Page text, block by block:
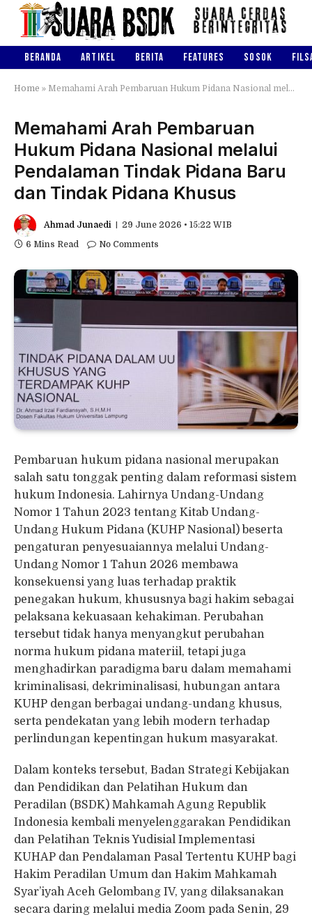
BERANDA ARTIKEL BERITA FEATURES SOSOK
Home » Memahami Arah Pembaruan Hukum Pidana Nasional melalui Pendalaman Tindak Pidana Baru dan Tindak Pidana Khusus
Memahami Arah Pembaruan
Hukum Pidana Nasional melalui
Pendalaman Tindak Pidana Baru
dan Tindak Pidana Khusus
Ahmad Junaedi
29 June 2026 • 15:22 WIB
6 Mins Read
No Comments
Pembaruan hukum pidana nasional merupakan
salah satu tonggak penting dalam reformasi sistem
hukum Indonesia. Lahirnya Undang-Undang
Nomor 1 Tahun 2023 tentang Kitab Undang-
Undang Hukum Pidana (KUHP Nasional) beserta
pengaturan penyesuaiannya melalui Undang-
Undang Nomor 1 Tahun 2026 membawa
konsekuensi yang luas terhadap praktik
penegakan hukum, khususnya bagi hakim sebagai
pelaksana kekuasaan kehakiman. Perubahan
tersebut tidak hanya menyangkut perubahan
norma hukum pidana materiil, tetapi juga
menghadirkan paradigma baru dalam memahami
kriminalisasi, dekriminalisasi, hubungan antara
KUHP dengan berbagai undang-undang khusus,
serta pendekatan yang lebih modern terhadap
perlindungan kepentingan hukum masyarakat.
Dalam konteks tersebut, Badan Strategi Kebijakan
dan Pendidikan dan Pelatihan Hukum dan
Peradilan (BSDK) Mahkamah Agung Republik
Indonesia kembali menyelenggarakan Pendidikan
dan Pelatihan Teknis Yudisial Implementasi
KUHAP dan Pendalaman Pasal Tertentu KUHP bagi
Hakim Peradilan Umum dan Hakim Mahkamah
Syar’iyah Aceh Gelombang IV, yang dilaksanakan
secara daring melalui media Zoom pada Senin, 29